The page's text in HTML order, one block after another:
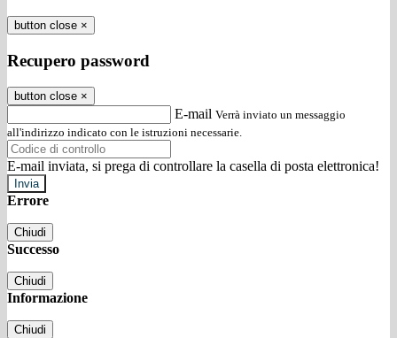
button close ×
Recupero password
button close ×
E-mail Verrà inviato un messaggio
all'indirizzo indicato con le istruzioni necessarie.
E-mail inviata, si prega di controllare la casella di posta elettronica!
Errore
Chiudi
Successo
Chiudi
Informazione
Chiudi